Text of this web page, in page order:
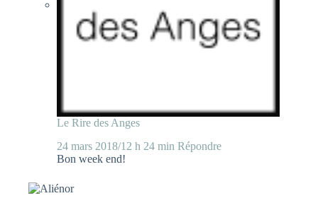
Le Rire des Anges
24 mars 2018/12 h 24 min Répondre
Bon week end!